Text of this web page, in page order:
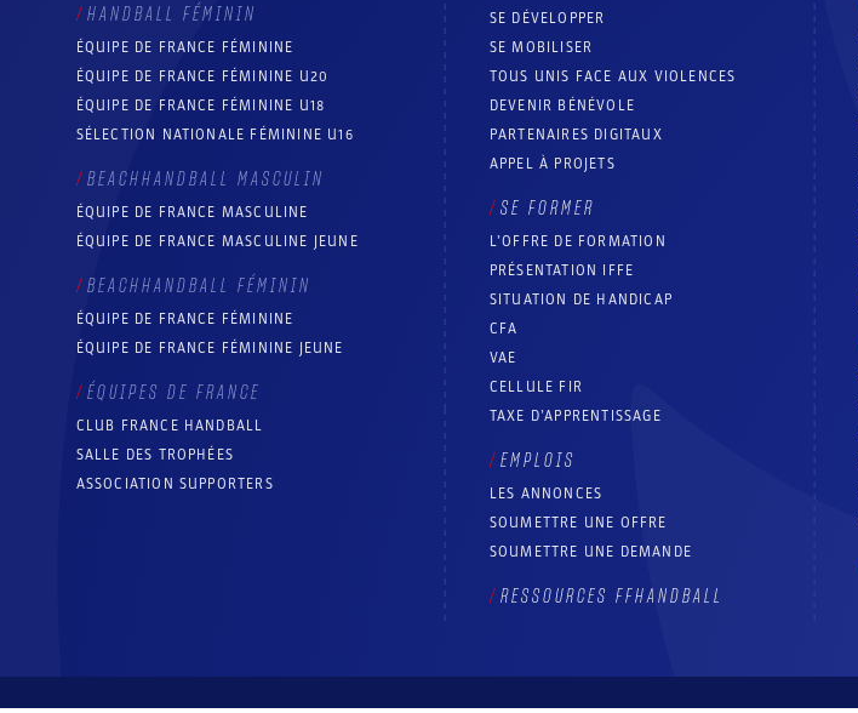
HANDBALL FÉMININ
ÉQUIPE DE FRANCE FÉMININE
ÉQUIPE DE FRANCE FÉMININE U20
ÉQUIPE DE FRANCE FÉMININE U18
SÉLECTION NATIONALE FÉMININE U16
BEACHHANDBALL MASCULIN
ÉQUIPE DE FRANCE MASCULINE
ÉQUIPE DE FRANCE MASCULINE JEUNE
BEACHHANDBALL FÉMININ
ÉQUIPE DE FRANCE FÉMININE
ÉQUIPE DE FRANCE FÉMININE JEUNE
ÉQUIPES DE FRANCE
CLUB FRANCE HANDBALL
SALLE DES TROPHÉES
ASSOCIATION SUPPORTERS
SE DÉVELOPPER
SE MOBILISER
TOUS UNIS FACE AUX VIOLENCES
DEVENIR BÉNÉVOLE
PARTENAIRES DIGITAUX
APPEL À PROJETS
SE FORMER
L’OFFRE DE FORMATION
PRÉSENTATION IFFE
SITUATION DE HANDICAP
CFA
VAE
CELLULE FIR
TAXE D’APPRENTISSAGE
EMPLOIS
LES ANNONCES
SOUMETTRE UNE OFFRE
SOUMETTRE UNE DEMANDE
RESSOURCES FFHANDBALL